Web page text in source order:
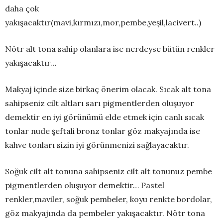
daha çok
yakışacaktır(mavi,kırmızı,mor,pembe,yeşil,lacivert..)
Nötr alt tona sahip olanlara ise nerdeyse bütün renkler
yakışacaktır…
Makyaj içinde size birkaç önerim olacak. Sıcak alt tona
sahipseniz cilt altları sarı pigmentlerden oluşuyor
demektir en iyi görünümü elde etmek için canlı sıcak
tonlar nude şeftali bronz tonlar göz makyajında ise
kahve tonları sizin iyi görünmenizi sağlayacaktır.
Soğuk cilt alt tonuna sahipseniz cilt alt tonunuz pembe
pigmentlerden oluşuyor demektir… Pastel
renkler,maviler, soğuk pembeler, koyu renkte bordolar,
göz makyajında da pembeler yakışacaktır. Nötr tona